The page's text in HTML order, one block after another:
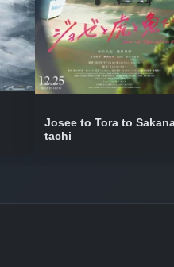
Josee to Tora to
tachi